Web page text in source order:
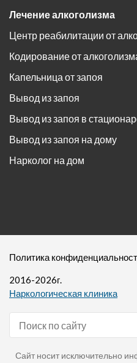
Лечение алкоголизма
Центр реабилитации от
Кодирование от
Капельница от запоя
Вывод из запоя
Вывод из запоя в
Вывод из запоя на дому
Нарколог на дом
Политика
2016-2026г.
Наркологическая клиника
Сайт носит исключительно